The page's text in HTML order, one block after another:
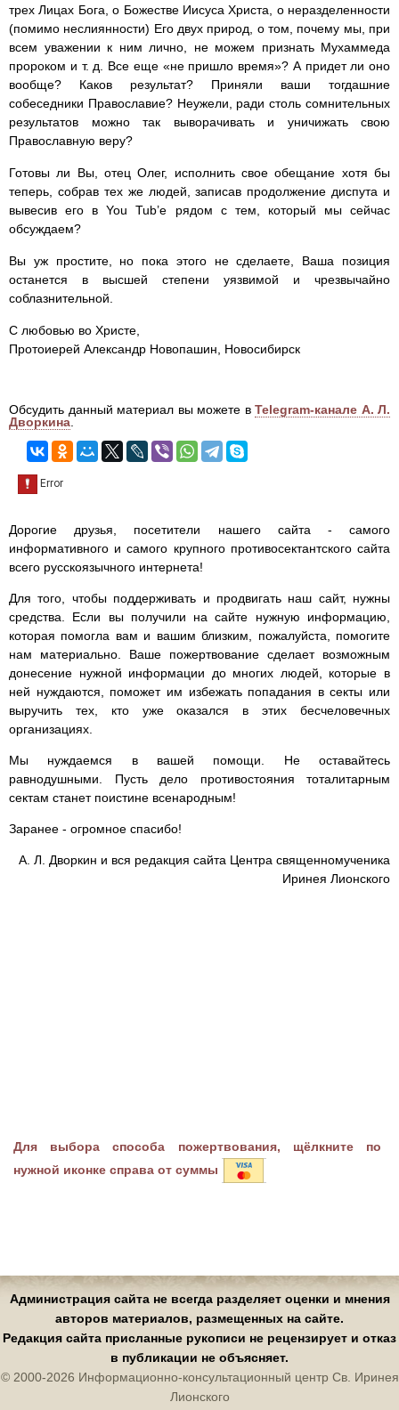
трех Лицах Бога, о Божестве Иисуса Христа, о неразделенности
(помимо неслиянности) Его двух природ, о том, почему мы, при
всем уважении к ним лично, не можем признать Мухаммеда
пророком и т. д. Все еще «не пришло время»? А придет ли оно
вообще? Каков результат? Приняли ваши тогдашние
собеседники Православие? Неужели, ради столь сомнительных
результатов можно так выворачивать и уничижать свою
Православную веру?
Готовы ли Вы, отец Олег, исполнить свое обещание хотя бы
теперь, собрав тех же людей, записав продолжение диспута и
вывесив его в You Tub’е рядом с тем, который мы сейчас
обсуждаем?
Вы уж простите, но пока этого не сделаете, Ваша позиция
останется в высшей степени уязвимой и чрезвычайно
соблазнительной.
С любовью во Христе,
Протоиерей Александр Новопашин, Новосибирск
Обсудить данный материал вы можете в Telegram-канале А. Л.
Дворкина
Дорогие друзья, посетители нашего сайта - самого
информативного и самого крупного противосектантского сайта
всего русскоязычного интернета!
Для того, чтобы поддерживать и продвигать наш сайт, нужны
средства. Если вы получили на сайте нужную информацию,
которая помогла вам и вашим близким, пожалуйста, помогите
нам материально. Ваше пожертвование сделает возможным
донесение нужной информации до многих людей, которые в
ней нуждаются, поможет им избежать попадания в секты или
выручить тех, кто уже оказался в этих бесчеловечных
организациях.
Мы нуждаемся в вашей помощи. Не оставайтесь
равнодушными. Пусть дело противостояния тоталитарным
сектам станет поистине всенародным!
Заранее - огромное спасибо!
А. Л. Дворкин и вся редакция сайта Центра священномученика
Иринея Лионского
Для выбора способа пожертвования, щёлкните по
нужной иконке справа от суммы
Администрация сайта не всегда разделяет оценки и мнения
авторов материалов, размещенных на сайте.
Редакция сайта присланные рукописи не рецензирует и отказ
в публикации не объясняет.
© 2000-2026 Информационно-консультационный центр Св. Иринея
Лионского